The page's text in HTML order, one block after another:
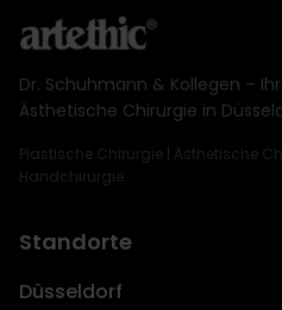
Dr. Schuhmann & Kollegen –
Ästhetische Chirurgie in
Plastische Chirurgie | Ästhetische
Handchirurgie
Standorte
Düsseldorf